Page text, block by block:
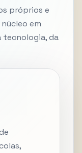
próprios e
em
tecnologia, da